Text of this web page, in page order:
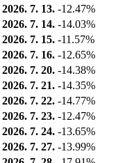
2026. 7. 13. -12.47%
2026. 7. 14. -14.03%
2026. 7. 15. -11.57%
2026. 7. 16. -12.65%
2026. 7. 20. -14.38%
2026. 7. 21. -14.35%
2026. 7. 22. -14.77%
2026. 7. 23. -12.47%
2026. 7. 24. -13.65%
2026. 7. 27. -13.99%